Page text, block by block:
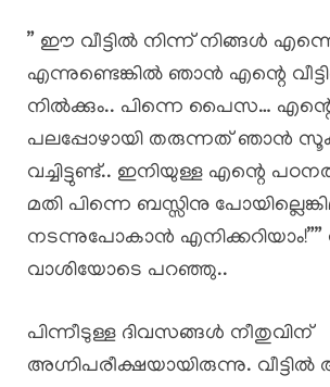
” ഈ വീട്ടിൽ നിന്ന് നിങ്ങൾ എന്നെ
എന്നുണ്ടെങ്കിൽ ഞാൻ എന്റെ
നിൽക്കും.. പിന്നെ പൈസ…
പലപ്പോഴായി തരുന്നത് ഞാൻ
വച്ചിട്ടുണ്ട്.. ഇനിയുള്ള എന്റെ
മതി പിന്നെ ബസ്സിനു
നടന്നുപോകാൻ എനിക്കറിയാം!””
വാശിയോടെ പറഞ്ഞു..
​പിന്നീടുള്ള ദിവസങ്ങൾ നീതുവിന്
അഗ്നിപരീക്ഷയായിരുന്നു.